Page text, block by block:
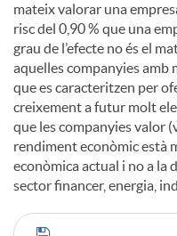
mateix valorar una
risc del 0,90 % que una
grau de l’efecte no és el
aquelles companyies amb
que es caracteritzen per
creixement a futur molt
que les companyies valor
rendiment econòmic està
econòmica actual i no a la
sector financer, energia,